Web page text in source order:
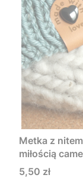
Metka z
miłością
Cena
5,50 zł